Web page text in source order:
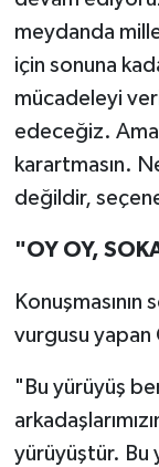
meydanda
için sonuna
mücadeleyi
edeceğiz.
karartmasın.
değildir,
"OY OY,
vurgusu yapan
"Bu yürüyüş
yürüyüştür. Bu